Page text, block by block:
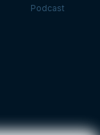
Podcast